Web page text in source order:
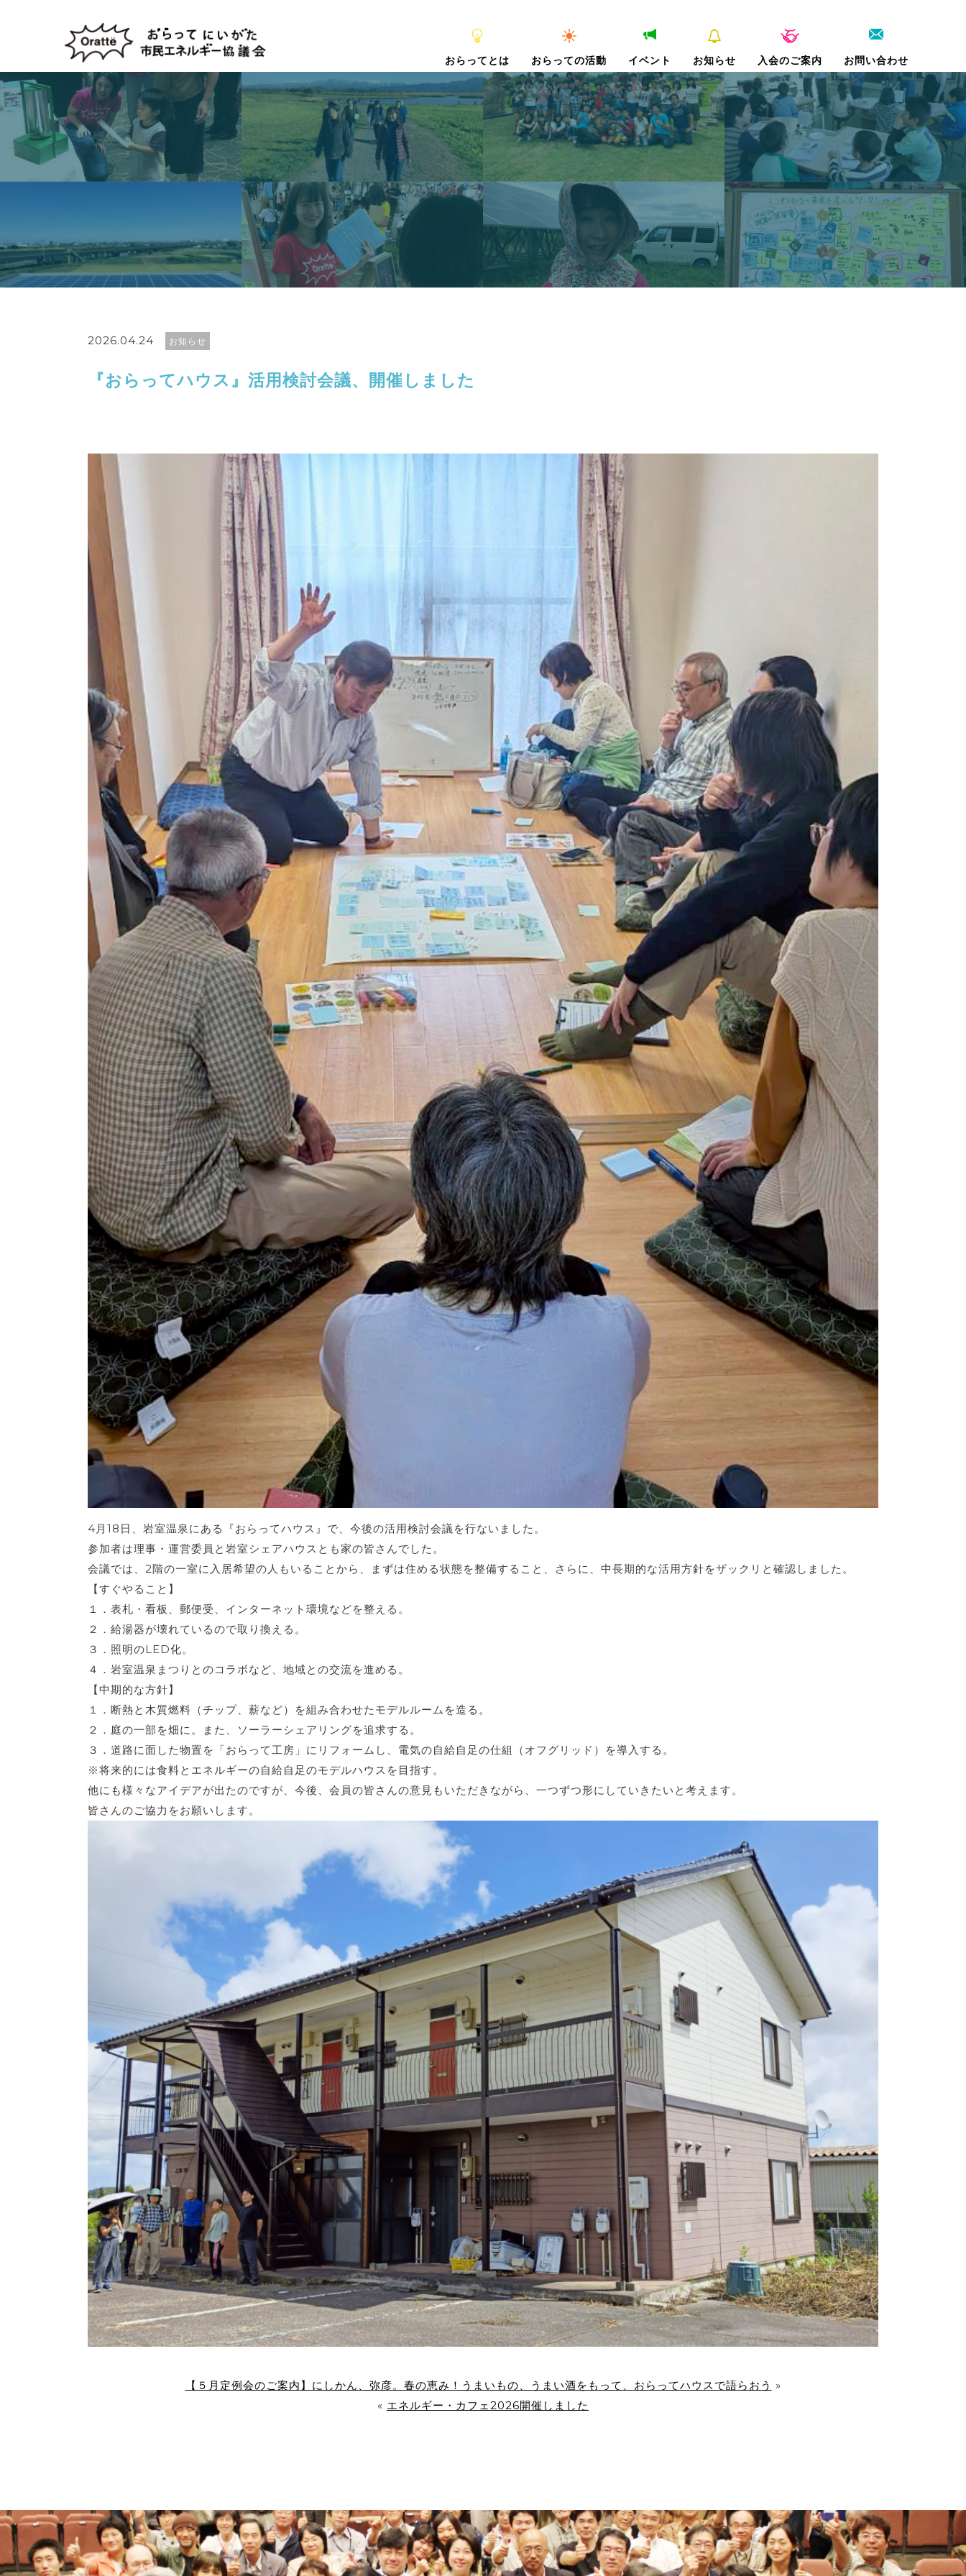
おらってとは おらっての活動 イベント お知らせ 入会のご案内 お問い合わせ
2026.04.24 お知らせ
『おらってハウス』活用検討会議、開催しました
4月18日、岩室温泉にある『おらってハウス』で、今後の活用検討会議を行ないました。
参加者は理事・運営委員と岩室シェアハウスとも家の皆さんでした。
会議では、2階の一室に入居希望の人もいることから、まずは住める状態を整備すること、さらに、中長期的な活用方針をザックリと確認しました。
【すぐやること】
１．表札・看板、郵便受、インターネット環境などを整える。
２．給湯器が壊れているので取り換える。
３．照明のLED化。
４．岩室温泉まつりとのコラボなど、地域との交流を進める。
【中期的な方針】
１．断熱と木質燃料（チップ、薪など）を組み合わせたモデルルームを造る。
２．庭の一部を畑に。また、ソーラーシェアリングを追求する。
３．道路に面した物置を「おらって工房」にリフォームし、電気の自給自足の仕組（オフグリッド）を導入する。
※将来的には食料とエネルギーの自給自足のモデルハウスを目指す。
他にも様々なアイデアが出たのですが、今後、会員の皆さんの意見もいただきながら、一つずつ形にしていきたいと考えます。
皆さんのご協力をお願いします。
【５月定例会のご案内】にしかん、弥彦。春の恵み！うまいもの、うまい酒をもって、おらってハウスで語らおう »
« エネルギー・カフェ2026開催しました